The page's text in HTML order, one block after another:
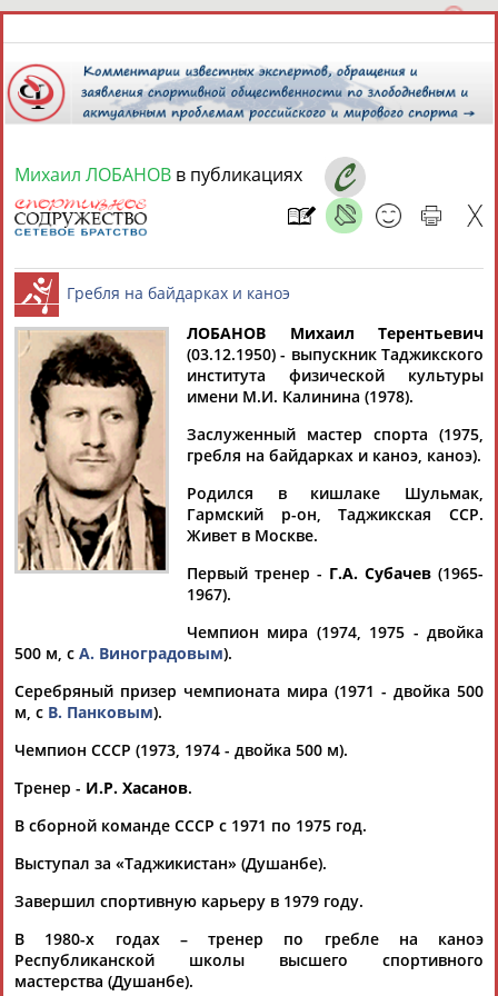
8 августа 2026 года,
СПОРТСМЕНЫ, ТРЕНЕРЫ И СПЕЦИАЛИСТЫ
Найдено: 1персона Расширенный поиск
Михаил
ЛОБАНОВ
Ваш запрос: "Михаил ЛОБАНОВ"
1
Александр Любимов: Мой Романыч, или Супер Гений на
льду
...он шутит и говорит серьезно. Главный руководитель Bosco
Михаил
Куснирович пригласил самых крутых наших
конькобежцев... ...секунды по кругам. Гришина интересовала
пара Кондаков иЛобанов . И поставил меня руководить
(Проект:Информационное агентство СТАДИОН
среди юниоров
...принцами" становились Дмитрий Андрейкин (2010 год) и
МихаилАнтипов (2015), "принцессами" - Екатерина...
Михаил ЛОБАНОВ в публикациях
Гребля на байдарках и каноэ
ЛОБАНОВ Михаил Терентьевич
(03.12.1950) - выпускник Таджикского
института физической культуры
имени М.И. Калинина (1978).
Заслуженный мастер спорта (1975,
гребля на байдарках и каноэ, каноэ).
Родился в кишлаке Шульмак,
Гармский р-он, Таджикская ССР.
Живет в Москве.
Первый тренер - Г.А. Субачев (1965-
1967).
Чемпион мира (1974, 1975 - двойка
500 м, с А. Виноградовым).
Серебряный призер чемпионата мира (1971 - двойка 500
м, с В. Панковым).
Чемпион СССР (1973, 1974 - двойка 500 м).
Тренер - И.Р. Хасанов.
В сборной команде СССР с 1971 по 1975 год.
Выступал за «Таджикистан» (Душанбе).
Завершил спортивную карьеру в 1979 году.
В 1980-х годах – тренер по гребле на каноэ
Республиканской школы высшего спортивного
мастерства (Душанбе).